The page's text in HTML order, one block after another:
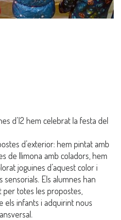
d’I2 hem celebrat la festa del
d’exterior: hem pintat amb
de llimona amb coladors, hem
joguines d’aquest color i
sensorials. Els alumnes han
totes les propostes,
els infants i adquirint nous